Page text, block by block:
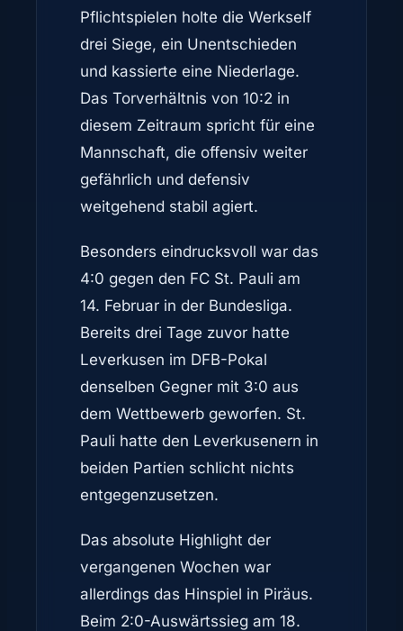
Pflichtspielen holte die Werkself
drei Siege, ein Unentschieden
und kassierte eine Niederlage.
Das Torverhältnis von 10:2 in
diesem Zeitraum spricht für eine
Mannschaft, die offensiv weiter
gefährlich und defensiv
weitgehend stabil agiert.
Besonders eindrucksvoll war das
4:0 gegen den FC St. Pauli am
14. Februar in der Bundesliga.
Bereits drei Tage zuvor hatte
Leverkusen im DFB-Pokal
denselben Gegner mit 3:0 aus
dem Wettbewerb geworfen. St.
Pauli hatte den Leverkusenern in
beiden Partien schlicht nichts
entgegenzusetzen.
Das absolute Highlight der
vergangenen Wochen war
allerdings das Hinspiel in Piräus.
Beim 2:0-Auswärtssieg am 18.